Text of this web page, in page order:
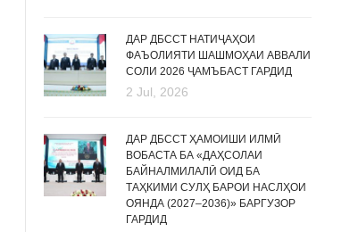
ДАР ДБССТ НАТИҶАҲОИ
ФАЪОЛИЯТИ ШАШМОҲАИ АВВАЛИ
СОЛИ 2026 ҶАМЪБАСТ ГАРДИД
2 Jul, 2026
ДАР ДБССТ ҲАМОИШИ ИЛМӢ
ВОБАСТА БА «ДАҲСОЛАИ
БАЙНАЛМИЛАЛӢ ОИД БА
ТАҲКИМИ СУЛҲ БАРОИ НАСЛҲОИ
ОЯНДА (2027–2036)» БАРГУЗОР
ГАРДИД